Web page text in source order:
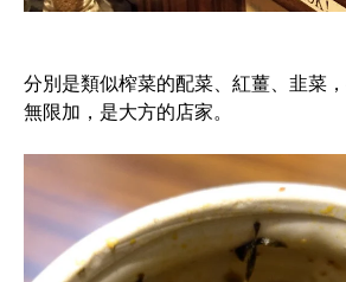
分別是類似榨菜的配菜、紅薑、韭菜
無限加，是大方的店家。